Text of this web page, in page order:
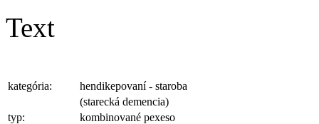
Text
kategória:
hendikepovaní - staroba
(starecká demencia)
typ:
kombinované pexeso